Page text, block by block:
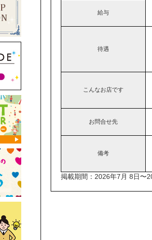
給与
待遇
こんなお店です
お問合せ先
備考
掲載期間：2026年7月 8日〜